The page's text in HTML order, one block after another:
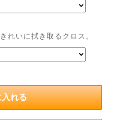
れいに拭き取るクロス。